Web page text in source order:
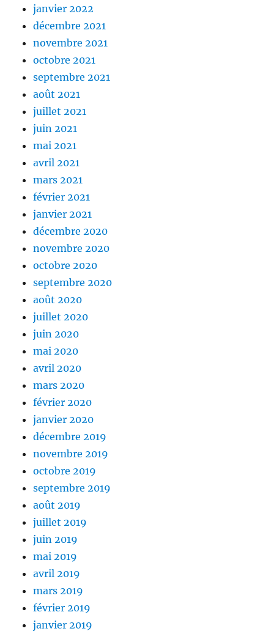
janvier 2022
décembre 2021
novembre 2021
octobre 2021
septembre 2021
août 2021
juillet 2021
juin 2021
mai 2021
avril 2021
mars 2021
février 2021
janvier 2021
décembre 2020
novembre 2020
octobre 2020
septembre 2020
août 2020
juillet 2020
juin 2020
mai 2020
avril 2020
mars 2020
février 2020
janvier 2020
décembre 2019
novembre 2019
octobre 2019
septembre 2019
août 2019
juillet 2019
juin 2019
mai 2019
avril 2019
mars 2019
février 2019
janvier 2019